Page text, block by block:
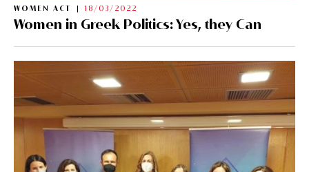
WOMEN ACT 18/03/2022
Women in Greek Politics: Yes, they Can